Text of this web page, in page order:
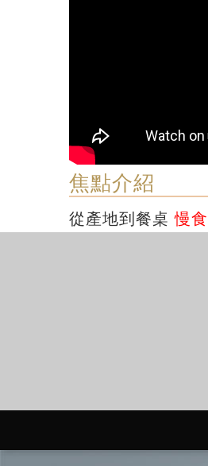
焦點介紹
從產地到餐桌慢食